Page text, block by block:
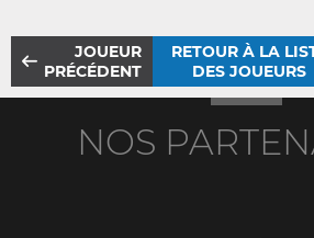
JOUEUR
PRÉCÉDENT
RETOUR À LA
DES JOUEURS
NOS